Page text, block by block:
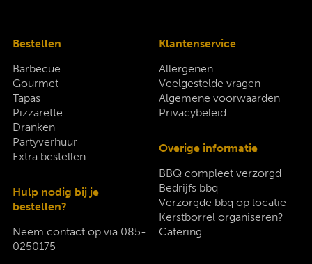
Bestellen
Barbecue
Gourmet
Tapas
Pizzarette
Dranken
Partyverhuur
Extra bestellen
Hulp nodig bij je
bestellen?
Neem contact op via 085-
0250175
Klantenservice
Allergenen
Veelgestelde vragen
Algemene voorwaarden
Privacybeleid
Overige informatie
BBQ compleet verzorgd
Bedrijfs bbq
Verzorgde bbq op locatie
Kerstborrel organiseren?
Catering